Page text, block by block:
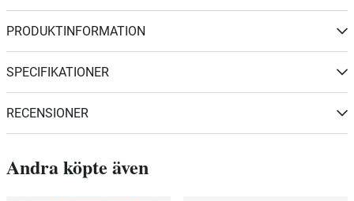
PRODUKTINFORMATION
SPECIFIKATIONER
RECENSIONER
Andra köpte även